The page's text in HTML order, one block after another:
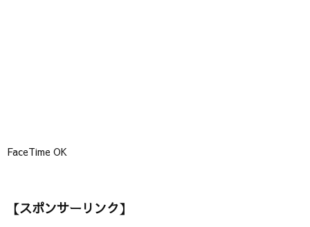
FaceTime OK
【スポンサーリンク】